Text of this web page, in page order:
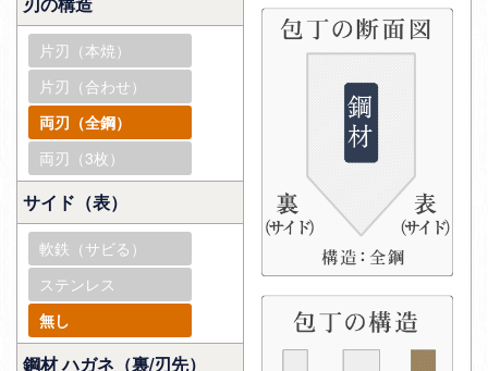
片刃（本焼）
片刃（合わせ）
両刃（全鋼）
両刃（3枚）
サイド（表）
軟鉄（サビる）
ステンレス
無し
鋼材 ハガネ（裏/刃先）